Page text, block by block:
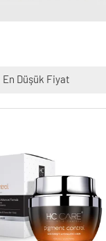
En Düşük Fiyat